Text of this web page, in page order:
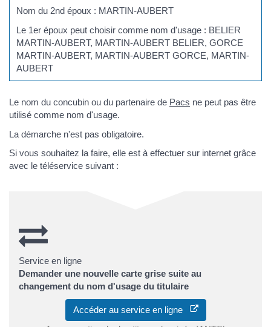
Nom du 2nd époux : MARTIN-AUBERT
Le 1er époux peut choisir comme nom d'usage : BELIER
MARTIN-AUBERT, MARTIN-AUBERT BELIER, GORCE
MARTIN-AUBERT, MARTIN-AUBERT GORCE, MARTIN-
AUBERT
Le nom du concubin ou du partenaire de Pacs ne peut pas être
utilisé comme nom d'usage.
La démarche n'est pas obligatoire.
Si vous souhaitez la faire, elle est à effectuer sur internet grâce
avec le téléservice suivant :
Service en ligne
Demander une nouvelle carte grise suite au
changement du nom d'usage du titulaire
Accéder au service en ligne